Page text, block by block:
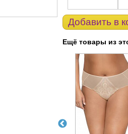
Добавить в
Ещё товары из